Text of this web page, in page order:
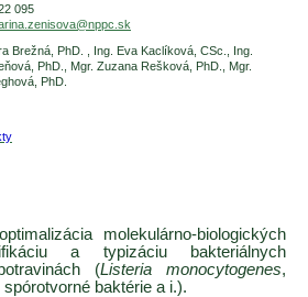
095
Brežná, PhD. , Ing. Eva Kaclíková, CSc., Ing.
PhD., Mgr. Zuzana Rešková, PhD., Mgr.
PhD.
molekulárno-biologických
a typizáciu bakteriálnych
(Listeria monocytogenes,
spórotvorné baktérie a i.).